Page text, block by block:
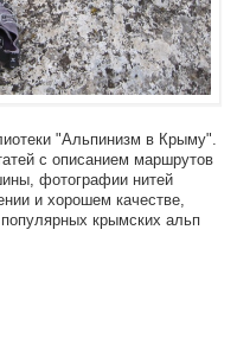
"Альпинизм в Крыму".
с описанием маршрутов
фотографии нитей
и хорошем качестве,
крымских альп